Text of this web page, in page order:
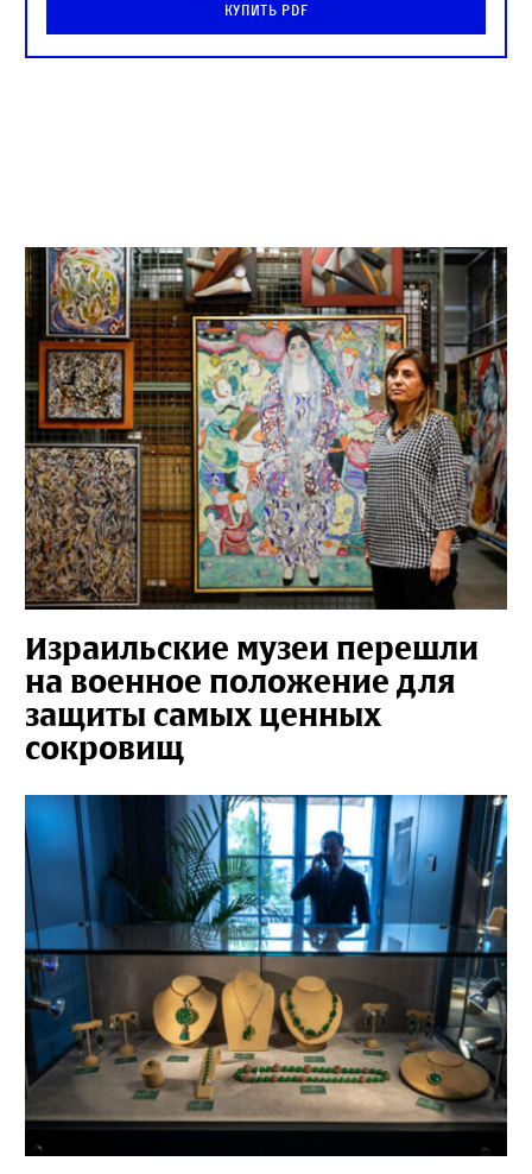
Купить PDF
Израильские музеи перешли
на военное положение для
защиты самых ценных
сокровищ